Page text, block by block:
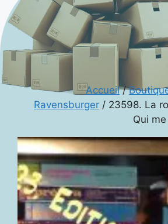
Accueil/
Ravensburger / 23598. La
Qui